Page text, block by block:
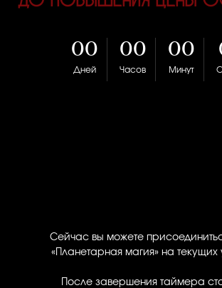
00
Дней
00
Часов
00
Минут
Сейчас вы можете
«Планетарная магия» на текущих
После завершения таймера